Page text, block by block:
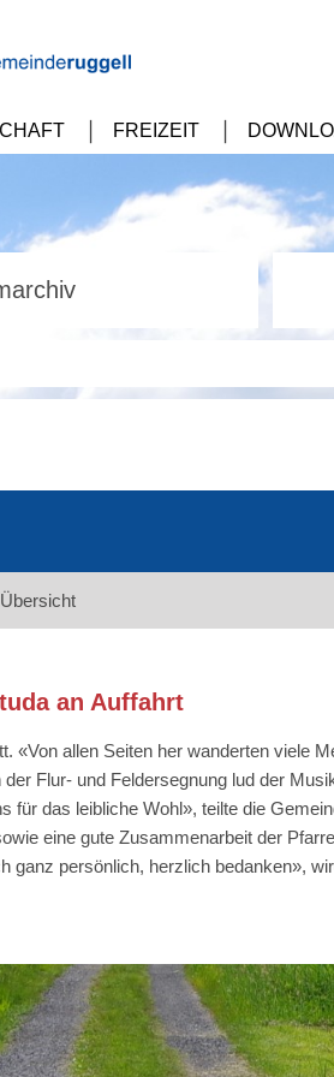
FREIZEIT
an Auffahrt
«Von allen Seiten her wanderten viele
Flur- und Feldersegnung lud der
das leibliche Wohl», teilte die
eine gute Zusammenarbeit der
persönlich, herzlich bedanken»,